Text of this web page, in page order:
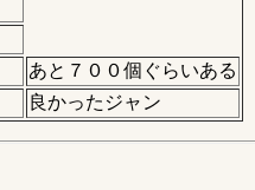
あと７００個ぐらいある
良かったジャン